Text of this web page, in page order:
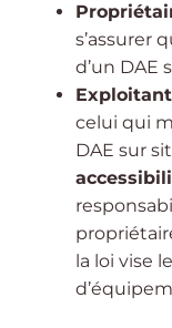
s’assurer
d’un DAE
celui qui
DAE sur
la loi vise